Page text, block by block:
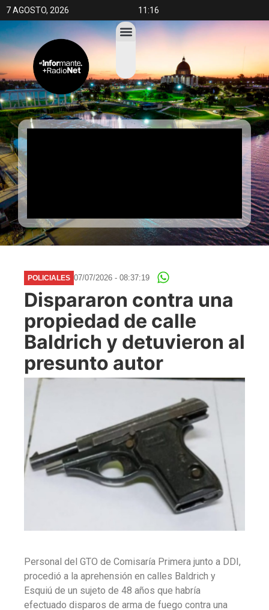
7 AGOSTO, 2026 11:16
POLICIALES 07/07/2026 - 08:37:19
Dispararon contra una
propiedad de calle
Baldrich y detuvieron al
presunto autor
Personal del GTO de Comisaría Primera junto a DDI,
procedió a la aprehensión en calles Baldrich y
Esquiú de un sujeto de 48 años que habría
efectuado disparos de arma de fuego contra una